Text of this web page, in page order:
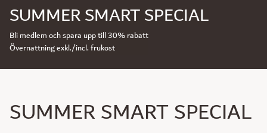
SUMMER SMART SPECIAL
Bli medlem och spara upp till 30% rabatt
Övernattning exkl./incl. frukost
SUMMER SMART SPECIAL